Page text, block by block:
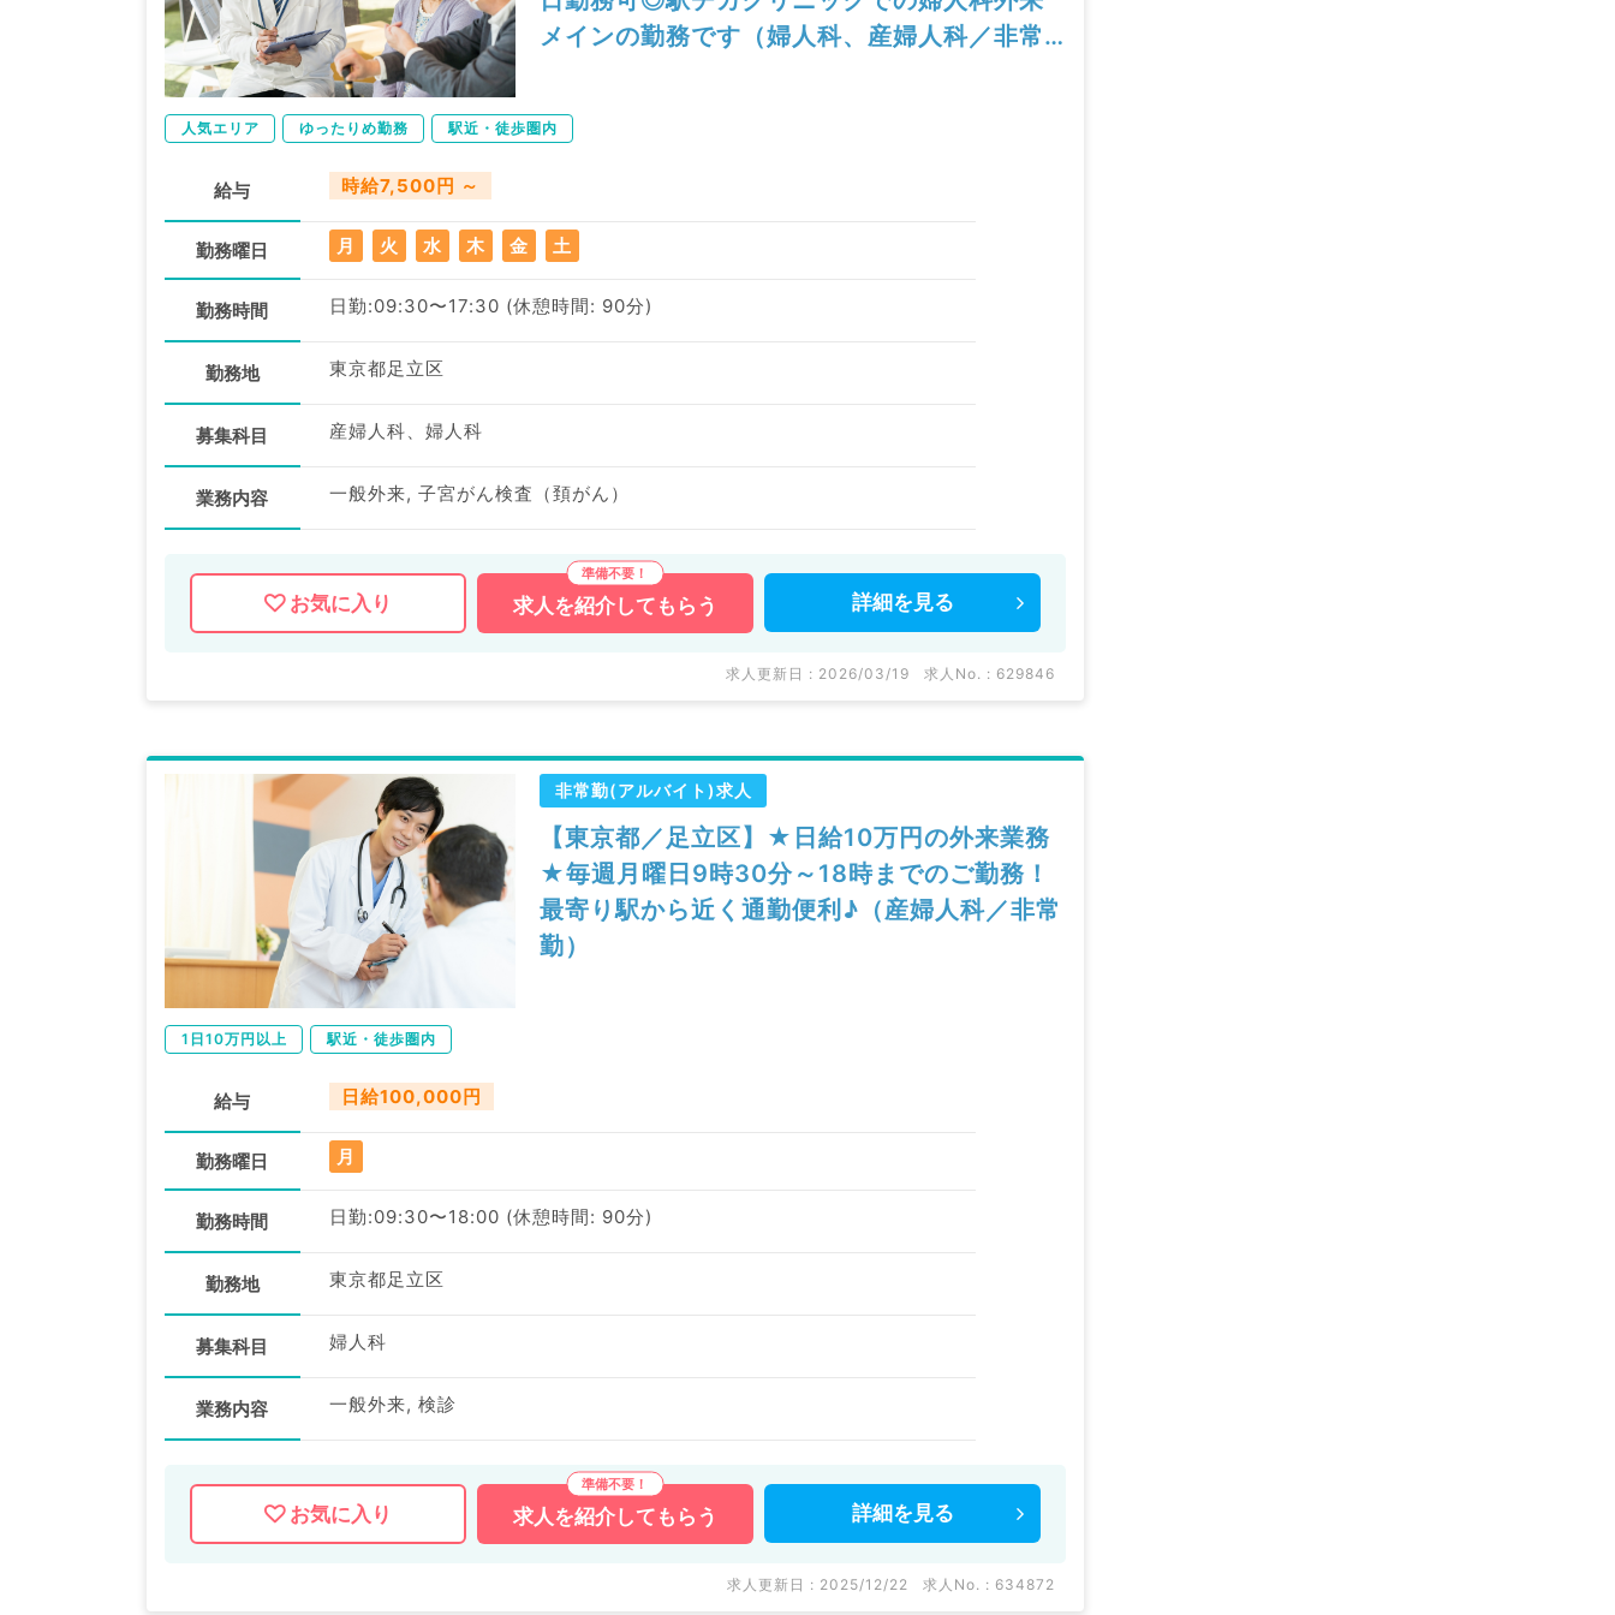
メインの勤務です（婦人科、産婦人科／非常
人気エリア ゆったりめ勤務 駅近・徒歩圏内
給与 時給7,500円 ～
勤務曜日 月 火 水 木 金 土
勤務時間 日勤:09:30〜17:30 (休憩時間: 90分)
勤務地 東京都足立区
募集科目 産婦人科、婦人科
業務内容 一般外来, 子宮がん検査（頚がん）
お気に入り 求人を紹介してもらう 詳細を 見る
求人更新日 : 2026/03/19 求人No. : 629846
非常勤(アルバイト)求人
【東京都／足立区】★日給10万円の外来業務
★毎週月曜日9時30分～18時までのご勤務！
最寄り駅から近く通勤便利♪（産婦人科／非常
勤）
1日10万円以上 駅近・徒歩圏内
給与 日給100,000円
勤務曜日 月
勤務時間 日勤:09:30〜18:00 (休憩時間: 90分)
勤務地 東京都足立区
募集科目 婦人科
業務内容 一般外来, 検診
お気に入り 求人を紹介してもらう 詳細を 見る
求人更新日 : 2025/12/22 求人No. : 634872